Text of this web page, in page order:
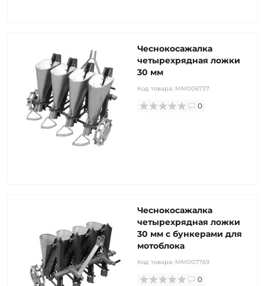
Чеснокосажалка
четырехрядная ложки
30 мм
Код товара: MM006737
0
Чеснокосажалка
четырехрядная ложки
30 мм с бункерами для
мотоблока
Код товара: MM007769
0